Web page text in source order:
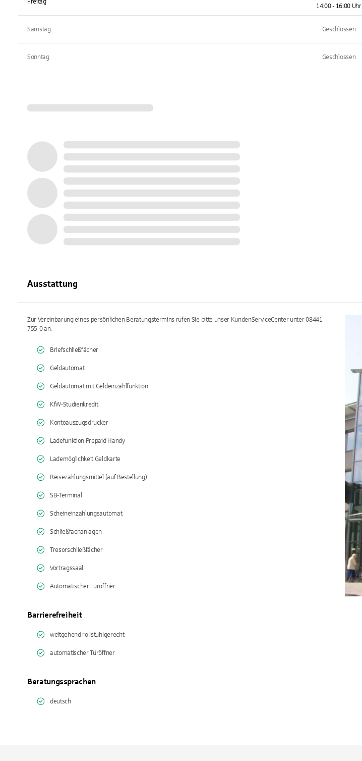
Freitag
14:00 - 16:00 Uhr
Samstag Geschlossen
Sonntag Geschlossen
Ausstattung
Zur Vereinbarung eines persönlichen Beratungstermins rufen Sie bitte unser KundenServiceCenter unter 08441
755-0 an.
Briefschließfächer
Geldautomat
Geldautomat mit Geldeinzahlfunktion
KfW-Studienkredit
Kontoauszugsdrucker
Ladefunktion Prepaid Handy
Lademöglichkeit Geldkarte
Reisezahlungsmittel (auf Bestellung)
SB-Terminal
Scheineinzahlungsautomat
Schließfachanlagen
Tresorschließfächer
Vortragssaal
Automatischer Türöffner
Barrierefreiheit
weitgehend rollstuhlgerecht
automatischer Türöffner
Beratungssprachen
deutsch